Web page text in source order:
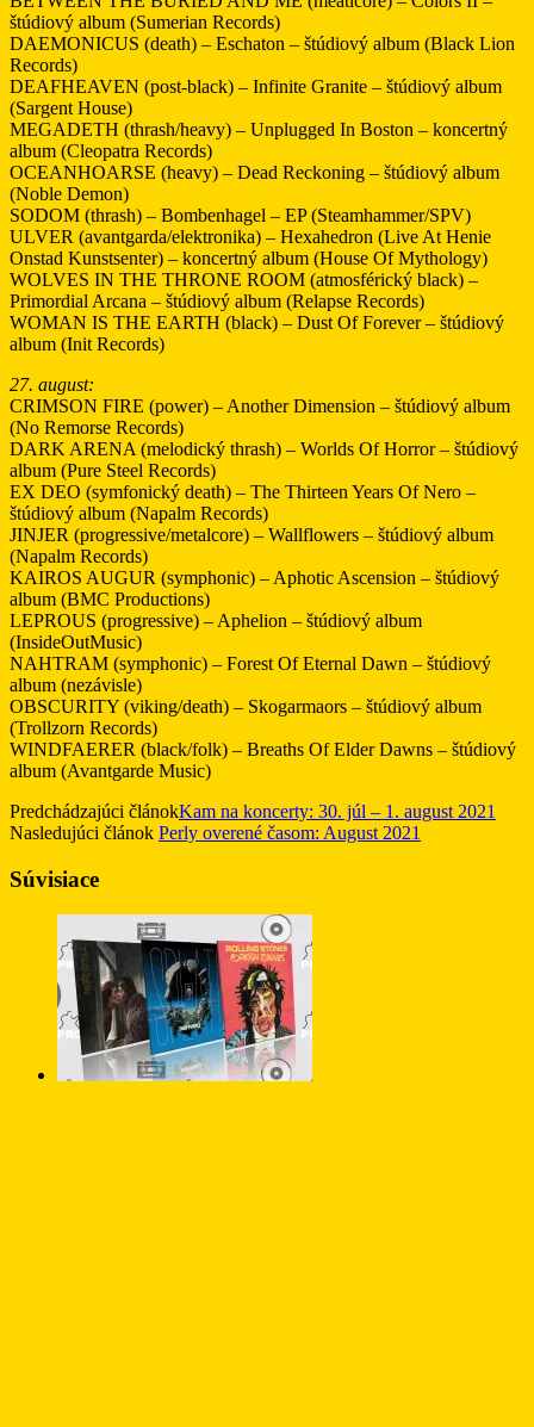
štúdiový album (Sumerian Records)
DAEMONICUS (death) – Eschaton – štúdiový album (Black Lion
Records)
DEAFHEAVEN (post-black) – Infinite Granite – štúdiový album
(Sargent House)
MEGADETH (thrash/heavy) – Unplugged In Boston – koncertný
album (Cleopatra Records)
OCEANHOARSE (heavy) – Dead Reckoning – štúdiový album
(Noble Demon)
SODOM (thrash) – Bombenhagel – EP (Steamhammer/SPV)
ULVER (avantgarda/elektronika) – Hexahedron (Live At Henie
Onstad Kunstsenter) – koncertný album (House Of Mythology)
WOLVES IN THE THRONE ROOM (atmosférický black) –
Primordial Arcana – štúdiový album (Relapse Records)
WOMAN IS THE EARTH (black) – Dust Of Forever – štúdiový
album (Init Records)
27. august:
CRIMSON FIRE (power) – Another Dimension – štúdiový album
(No Remorse Records)
DARK ARENA (melodický thrash) – Worlds Of Horror – štúdiový
album (Pure Steel Records)
EX DEO (symfonický death) – The Thirteen Years Of Nero –
štúdiový album (Napalm Records)
JINJER (progressive/metalcore) – Wallflowers – štúdiový album
(Napalm Records)
KAIROS AUGUR (symphonic) – Aphotic Ascension – štúdiový
album (BMC Productions)
LEPROUS (progressive) – Aphelion – štúdiový album
(InsideOutMusic)
NAHTRAM (symphonic) – Forest Of Eternal Dawn – štúdiový
album (nezávisle)
OBSCURITY (viking/death) – Skogarmaors – štúdiový album
(Trollzorn Records)
WINDFAERER (black/folk) – Breaths Of Elder Dawns – štúdiový
album (Avantgarde Music)
Predchádzajúci článokKam na koncerty: 30. júl – 1. august 2021
Nasledujúci článok Perly overené časom: August 2021
Súvisiace